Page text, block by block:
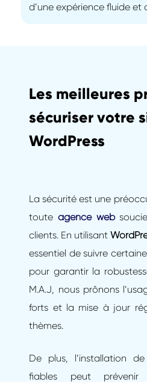
d’une expérience fluide et
Les meilleures
sécuriser votre
WordPress
La sécurité est une
toute agence web
clients. En utilisant
essentiel de suivre
pour garantir la
M.A.J, nous prônons
forts et la mise à jour
thèmes.
De plus, l’installation
fiables peut prévenir